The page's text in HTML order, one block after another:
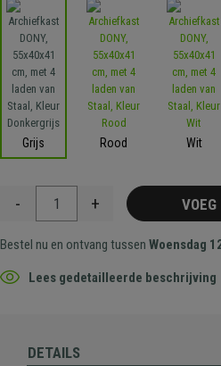
Grijs Rood Wit
- +
Bestel nu en ontvang tussenWoensdag
Lees gedetailleerde beschrijving
DETAILS